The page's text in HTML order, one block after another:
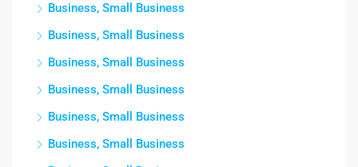
Business, Small Business
Business, Small Business
Business, Small Business
Business, Small Business
Business, Small Business
Business, Small Business